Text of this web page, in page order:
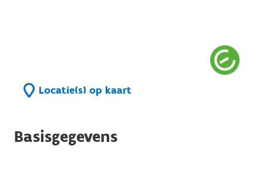
Locatie(s) op kaart
Basisgegevens